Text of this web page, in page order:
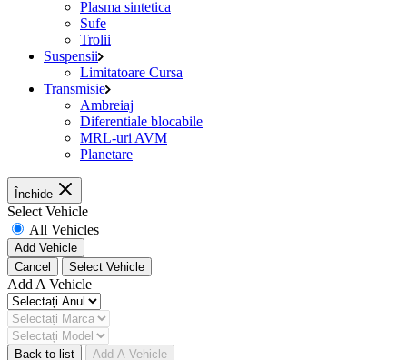
Plasma sintetica
Sufe
Trolii
Suspensii
Limitatoare Cursa
Transmisie
Ambreiaj
Diferentiale blocabile
MRL-uri AVM
Planetare
Închide
Select Vehicle
All Vehicles
Add Vehicle
Cancel
Select Vehicle
Add A Vehicle
Back to list Add A Vehicle